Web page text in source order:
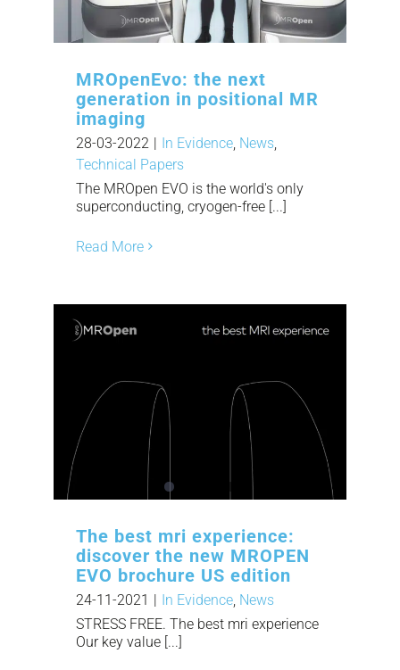
MROpenEvo: the next
generation in positional MR
imaging
28-03-2022 | In Evidence News
Technical Papers
The MROpen EVO is the world's only
superconducting, cryogen-free [...]
Read More
The best mri experience:
discover the new MROPEN
EVO brochure US edition
24-11-2021 | In Evidence News
STRESS FREE. The best mri experience
Our key value [...]